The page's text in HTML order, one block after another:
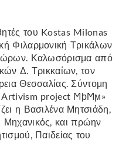
του Kostas Milonas
Φιλαρμονική Τρικάλων
Καλωσόρισμα από
Δ. Τρικκαίων, τον
Θεσσαλίας. Σύντομη
Artivism project ϺϸϺϻ»
η Βασιλένα Μητσιάδη,
και πρώην
Παιδείας του